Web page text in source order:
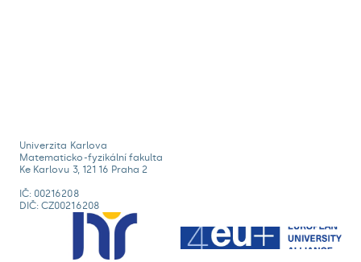
Univerzita Karlova
Matematicko-fyzikální fakulta
Ke Karlovu 3, 121 16 Praha 2
IČ: 00216208
DIČ: CZ00216208